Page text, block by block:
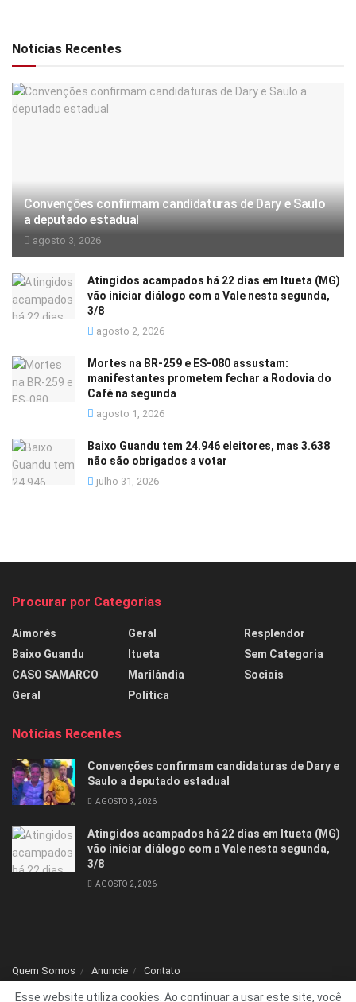
Notícias Recentes
Convenções confirmam candidaturas de Dary e Saulo
a deputado estadual
agosto 3, 2026
Atingidos acampados há 22 dias em Itueta (MG)
vão iniciar diálogo com a Vale nesta segunda,
3/8
agosto 2, 2026
Mortes na BR-259 e ES-080 assustam:
manifestantes prometem fechar a Rodovia do
Café na segunda
agosto 1, 2026
Baixo Guandu tem 24.946 eleitores, mas 3.638
não são obrigados a votar
julho 31, 2026
Procurar por Categorias
Aimorés
Baixo Guandu
CASO SAMARCO
Geral
Geral
Itueta
Marilândia
Política
Resplendor
Sem Categoria
Sociais
Notícias Recentes
Convenções confirmam candidaturas de Dary e
Saulo a deputado estadual
AGOSTO 3, 2026
Atingidos acampados há 22 dias em Itueta (MG)
vão iniciar diálogo com a Vale nesta segunda,
3/8
AGOSTO 2, 2026
Quem Somos Anuncie Contato
Esse website utiliza cookies. Ao continuar a usar este site, você